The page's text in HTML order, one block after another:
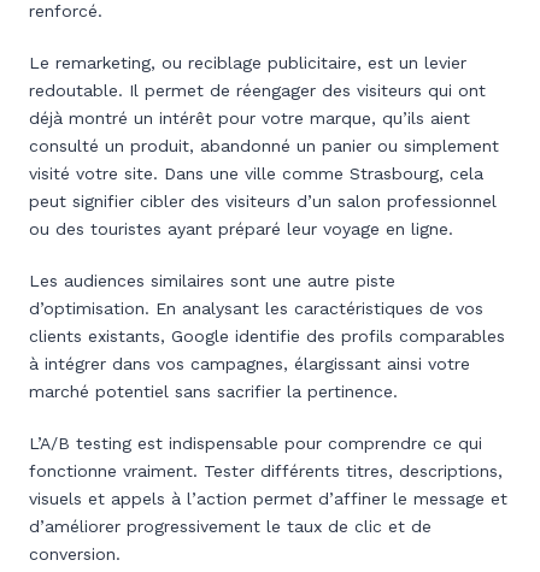
renforcé.
Le remarketing, ou reciblage publicitaire, est un levier
redoutable. Il permet de réengager des visiteurs qui ont
déjà montré un intérêt pour votre marque, qu’ils aient
consulté un produit, abandonné un panier ou simplement
visité votre site. Dans une ville comme Strasbourg, cela
peut signifier cibler des visiteurs d’un salon professionnel
ou des touristes ayant préparé leur voyage en ligne.
Les audiences similaires sont une autre piste
d’optimisation. En analysant les caractéristiques de vos
clients existants, Google identifie des profils comparables
à intégrer dans vos campagnes, élargissant ainsi votre
marché potentiel sans sacrifier la pertinence.
L’A/B testing est indispensable pour comprendre ce qui
fonctionne vraiment. Tester différents titres, descriptions,
visuels et appels à l’action permet d’affiner le message et
d’améliorer progressivement le taux de clic et de
conversion.